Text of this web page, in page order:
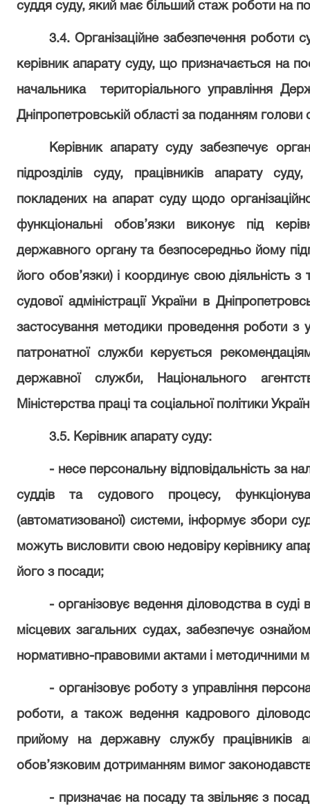
суддя суду, який має більший стаж роботи на
3.4. Організаційне забезпечення роботи
керівник апарату суду, що призначається на
начальника територіального управління
Дніпропетровській області за поданням голови
Керівник апарату суду забезпечує
підрозділів суду, працівників апарату
покладених на апарат суду щодо
функціональні обов’язки виконує під
державного органу та безпосередньо йому
його обов’язки) і координує свою діяльність
судової адміністрації України в
застосування методики проведення роботи з
патронатної служби керується
державної служби, Національного
Міністерства праці та соціальної політики
3.5. Керівник апарату суду:
- несе персональну відповідальність за
суддів та судового процесу,
(автоматизованої) системи, інформує збори
можуть висловити свою недовіру керівнику
його з посади;
- організовує ведення діловодства в суді
місцевих загальних судах, забезпечує
нормативно-правовими актами і методичними
- організовує роботу з управління
роботи, а також ведення кадрового
прийому на державну службу працівників
обов’язковим дотриманням вимог
- призначає на посаду та звільняє з